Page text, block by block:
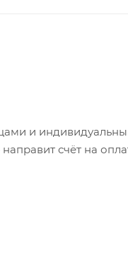
и
счёт на